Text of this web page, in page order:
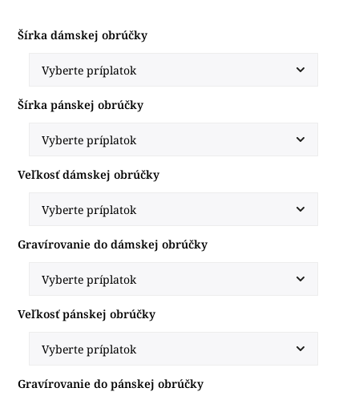
Šírka dámskej obrúčky
Šírka pánskej obrúčky
Veľkosť dámskej obrúčky
Gravírovanie do dámskej obrúčky
Veľkosť pánskej obrúčky
Gravírovanie do pánskej obrúčky